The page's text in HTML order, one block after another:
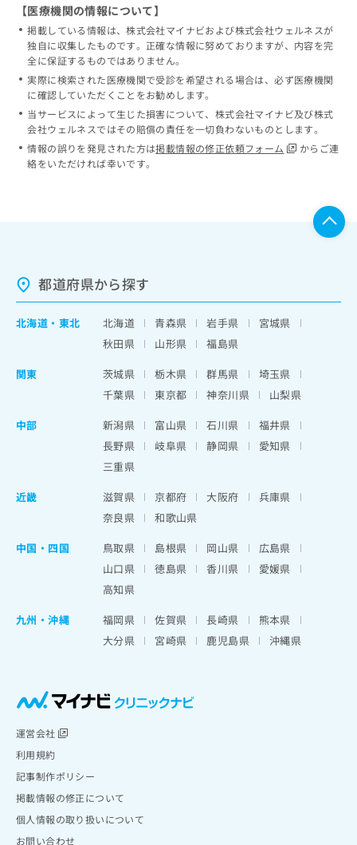
【医療機関の情報について】
掲載している情報は、株式会社マイナビおよび株式会社ウェルネスが
独自に収集したものです。正確な情報に努めておりますが、内容を完
全に保証するものではありません。
実際に検索された医療機関で受診を希望される場合は、必ず医療機関
に確認していただくことをお勧めします。
当サービスによって生じた損害について、株式会社マイナビ及び株式
会社ウェルネスではその賠償の責任を一切負わないものとします。
情報の誤りを発見された方は掲載情報の修正依頼フォーム
からご連
絡をいただければ幸いです。
都道府県から探す
北海道 ・ 東北 北海道 青森県 岩手県
宮城県
秋田県
山形県
福島県
関東
茨城県 栃木県 群馬県
埼玉県
千葉県
東京都 神奈川県
山梨県
中部
新潟県 富山県 石川県
福井県
長野県
岐阜県 静岡県
愛知県
三重県
近畿
滋賀県 京都府 大阪府
兵庫県
奈良県
和歌山県
中国・四国
鳥取県 島根県 岡山県
広島県
山口県
徳島県 香川県
愛媛県
高知県
九州・沖縄
福岡県 佐賀県 長崎県
熊本県
大分県
宮崎県 鹿児島県 沖縄県
運営会社
利用規約
記事制作ポリシー
掲載情報の修正について
個人情報の取り扱いについて
お問い合わせ